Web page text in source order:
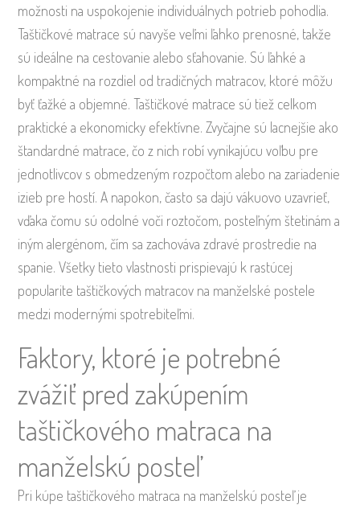
možnosti na uspokojenie individuálnych potrieb pohodlia.
Taštičkové matrace sú navyše veľmi ľahko prenosné, takže
sú ideálne na cestovanie alebo sťahovanie. Sú ľahké a
kompaktné na rozdiel od tradičných matracov, ktoré môžu
byť ťažké a objemné. Taštičkové matrace sú tiež celkom
praktické a ekonomicky efektívne. Zvyčajne sú lacnejšie ako
štandardné matrace, čo z nich robí vynikajúcu voľbu pre
jednotlivcov s obmedzeným rozpočtom alebo na zariadenie
izieb pre hostí. A napokon, často sa dajú vákuovo uzavrieť,
vďaka čomu sú odolné voči roztočom, posteľným štetinám a
iným alergénom, čím sa zachováva zdravé prostredie na
spanie. Všetky tieto vlastnosti prispievajú k rastúcej
popularite taštičkových matracov na manželské postele
medzi modernými spotrebiteľmi.
Faktory, ktoré je potrebné
zvážiť pred zakúpením
taštičkového matraca na
manželskú posteľ
Pri kúpe taštičkového matraca na manželskú posteľ je